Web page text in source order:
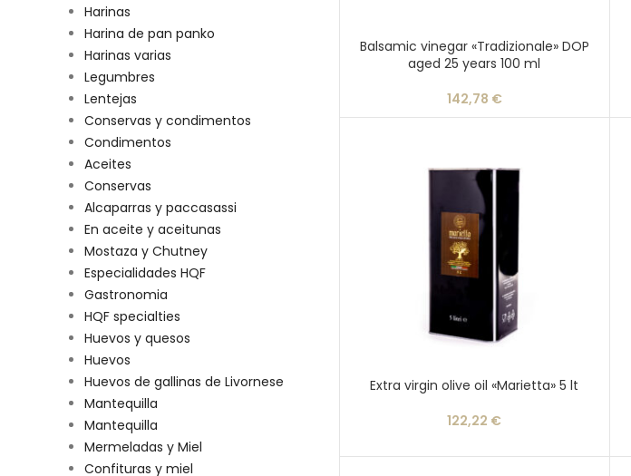
Harinas
Harina de pan panko
Harinas varias
Legumbres
Lentejas
Conservas y condimentos
Condimentos
Aceites
Conservas
Alcaparras y paccasassi
En aceite y aceitunas
Mostaza y Chutney
Especialidades HQF
Gastronomia
HQF specialties
Huevos y quesos
Huevos
Huevos de gallinas de Livornese
Mantequilla
Mantequilla
Mermeladas y Miel
Confituras y miel
Balsamic vinegar «Tradizionale» DOP
aged 25 years 100 ml
142,78 €
Extra virgin olive oil «Marietta» 5 lt
122,22 €